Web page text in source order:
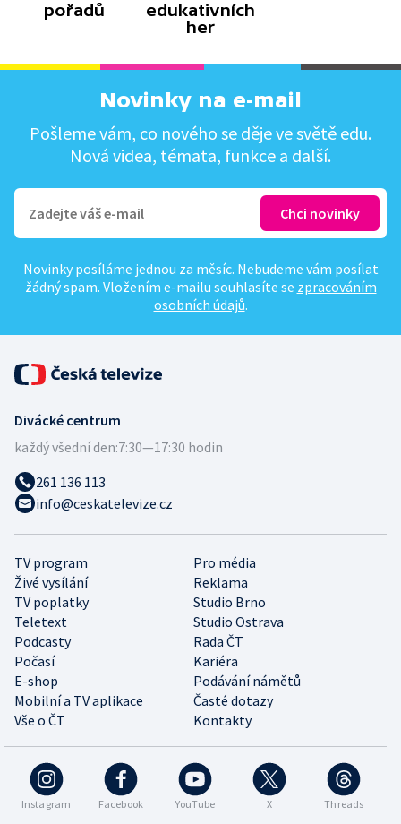
pořadů
edukativních
her
Novinky na e-mail
Pošleme vám, co nového se děje ve světě edu.
Nová videa, témata, funkce a další.
Novinky posíláme jednou za měsíc. Nebudeme vám posílat
žádný spam. Vložením e-mailu souhlasíte se zpracováním
osobních údajů.